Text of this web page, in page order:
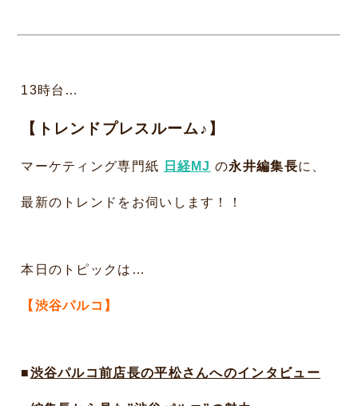
13時台…
【トレンドプレスルーム♪】
マーケティング専門紙 日経MJ の永井編集長に、
最新のトレンドをお伺いします！！
本日のトピックは…
【渋谷パルコ】
■渋谷パルコ前店長の平松さんへのインタビュー